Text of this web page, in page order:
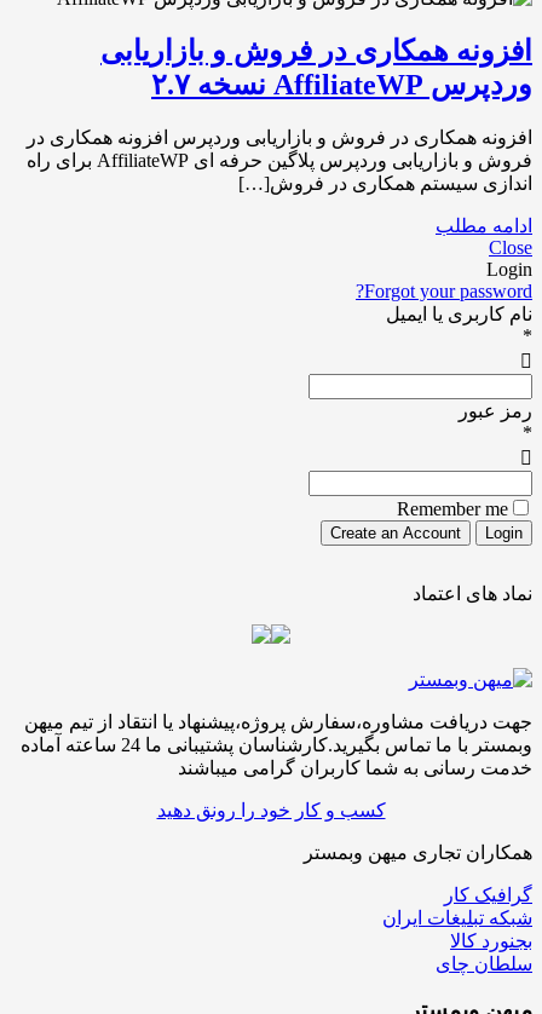
افزونه همکاری در فروش و بازاریابی
وردپرس AffiliateWP نسخه ۲.۷
افزونه همکاری در فروش و بازاریابی وردپرس افزونه همکاری در
فروش و بازاریابی وردپرس پلاگین حرفه ای AffiliateWP برای راه
اندازی سیستم همکاری در فروش[…]
ادامه مطلب
Close
Login
Forgot your password?
نام کاربری یا ایمیل
*
رمز عبور
*
Remember me
نماد های اعتماد
جهت دریافت مشاوره،سفارش پروژه،پیشنهاد یا انتقاد از تیم میهن
وبمستر با ما تماس بگیرید.کارشناسان پشتیبانی ما 24 ساعته آماده
خدمت رسانی به شما کاربران گرامی میباشند
کسب و کار خود را رونق دهید
همکاران تجاری میهن وبمستر
گرافیک کار
شبکه تبلیغات ایران
بجنورد کالا
سلطان چای